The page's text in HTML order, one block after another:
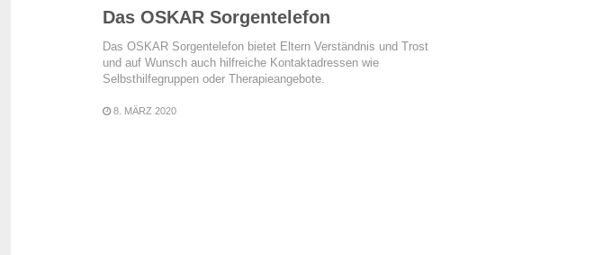
Das OSKAR Sorgentelefon
Das OSKAR Sorgentelefon bietet Eltern Verständnis und Trost
und auf Wunsch auch hilfreiche Kontaktadressen wie
Selbsthilfegruppen oder Therapieangebote.
8. MÄRZ 2020